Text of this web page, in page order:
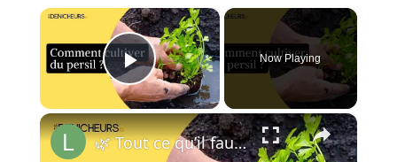
×
Play Video
Now Playing
×
🌿 Tout ce qu’il faut savoir sur la culture du persil 📖